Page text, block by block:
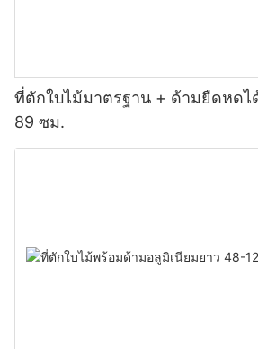
ที่ตักใบไม้มาตรฐาน + ด้ามยืดหด
89 ซม.